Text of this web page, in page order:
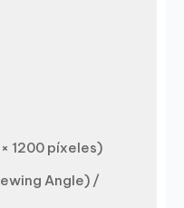
1200 píxeles)
Angle) /